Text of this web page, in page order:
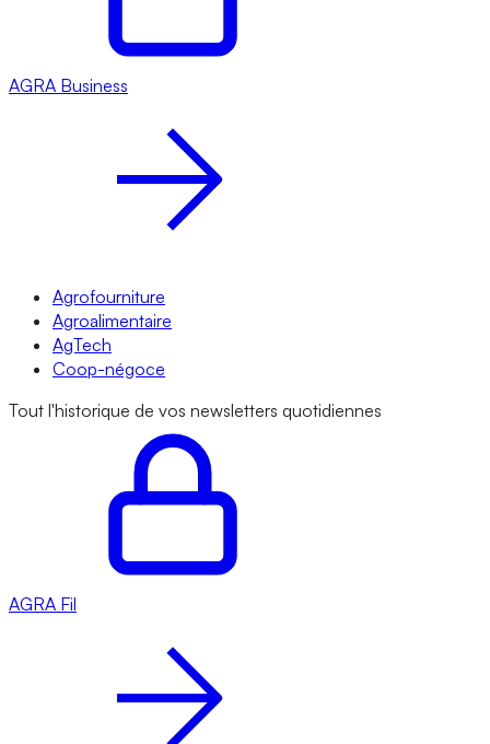
AGRA Business
Agrofourniture
Agroalimentaire
AgTech
Coop-négoce
Tout l'historique de vos newsletters quotidiennes
AGRA Fil